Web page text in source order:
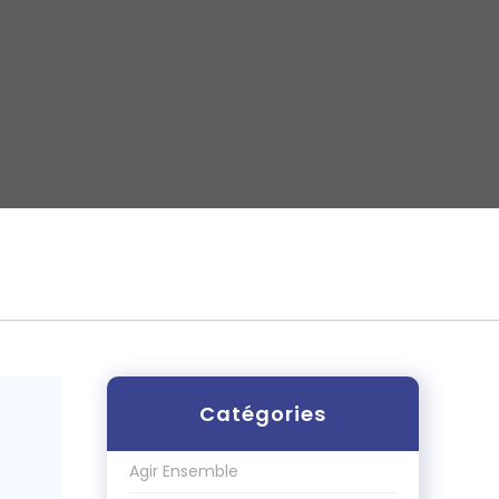
Catégories
Agir Ensemble